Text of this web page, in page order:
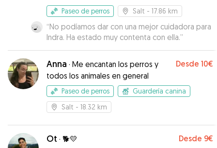
Paseo de perros Salt - 17.86 km
“No podíamos dar con una mejor cuidadora para
Indra. Ha estado muy contenta con ella.”
Anna · Me encantan los perros y
todos los animales en general
Desde 10€
Paseo de perros
Guardería canina
Salt - 18.32 km
Ot · 🐕💛 Desde 9€